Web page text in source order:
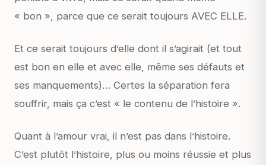
« bon », parce que ce serait toujours AVEC ELLE.
Et ce serait toujours d’elle dont il s’agirait (et tout
est bon en elle et avec elle, même ses défauts et
ses manquements)… Certes la séparation fera
souffrir, mais ça c’est « le contenu de l’histoire ».
Quant à l’amour vrai, il n’est pas dans l’histoire.
C’est plutôt l’histoire, plus ou moins réussie et plus